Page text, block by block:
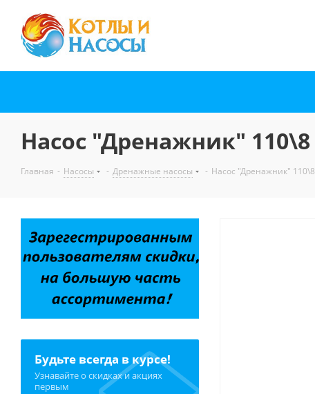
Насос "Дренажник" 110\8
Главная - Насосы - Дренажные насосы - Насос "Дренажник" 110\8
Будьте всегда в курсе!
Узнавайте о скидках и акциях
первым